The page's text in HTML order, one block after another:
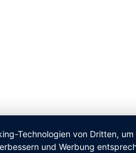
Technologien von Dritten, um
und Werbung